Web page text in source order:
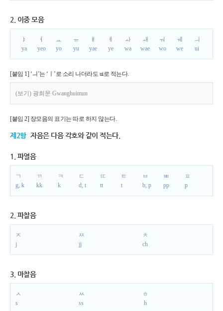
2. 이중 모음
ㅑ
ya
ㅕ
yeo
ㅛ
yo
ㅠ
yu
ㅒ
yae
ㅖ
ye
ㅘ
wa
ㅙ
wae
ㅝ
wo
ㅞ
we
ㅢ
ui
[붙임 1] ‘ㅢ’는 ‘ㅣ’로 소리 나더라도 ui로 적는다.
(보기) 광희문 Gwanghuimun
[붙임 2] 장모음의 표기는 따로 하지 않는다.
제2항 자음은 다음 각호와 같이 적는다.
1. 파열음
ㄱ
g, k
ㄲ
kk
ㅋ
k
ㄷ
d, t
ㄸ
tt
ㅌ
t
ㅂ
b, p
ㅃ
pp
ㅍ
p
2. 파찰음
ㅈ
j
ㅉ
jj
ㅊ
ch
3. 마찰음
ㅅ
s
ㅆ
ss
ㅎ
h